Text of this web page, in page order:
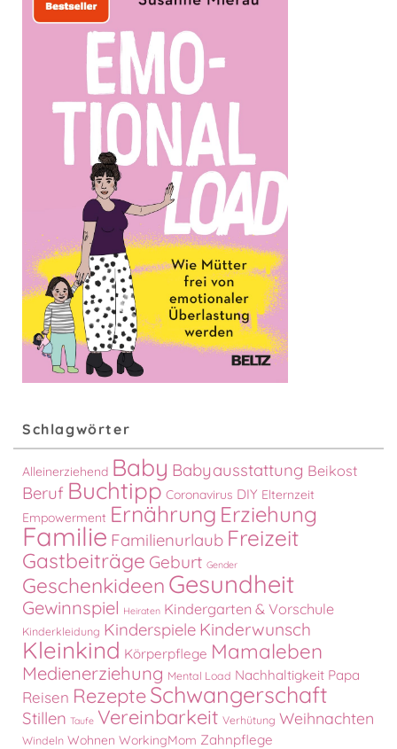
Schlagwörter
Alleinerziehend Baby Babyausstattung Beikost
Beruf Buchtipp Coronavirus DIY Elternzeit
Empowerment Ernährung Erziehung
Familie Familienurlaub Freizeit
Gastbeiträge Geburt Gender
Geschenkideen Gesundheit
Gewinnspiel Heiraten Kindergarten & Vorschule
Kinderkleidung Kinderspiele Kinderwunsch
Kleinkind Körperpflege Mamaleben
Medienerziehung Mental Load Nachhaltigkeit Papa
Reisen RezepteSchwangerschaft
Stillen Taufe Vereinbarkeit Verhütung Weihnachten
Windeln Wohnen WorkingMom Zahnpflege